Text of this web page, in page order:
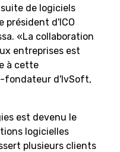
de logiciels
président d'ICO
«La collaboration
entreprises est
à cette
fondateur d'IvSoft,
est devenu le
logicielles
plusieurs clients